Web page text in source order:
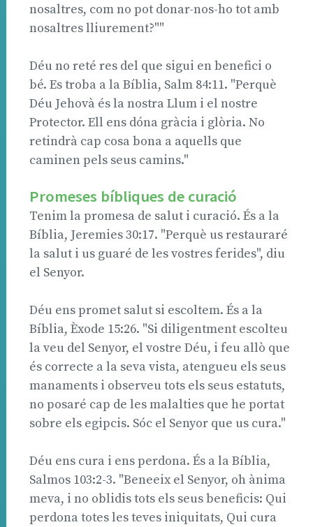
nosaltres, com no pot donar-nos-ho tot amb
nosaltres lliurement?""
Déu no reté res del que sigui en benefici o
bé. Es troba a la Bíblia, Salm 84:11. "Perquè
Déu Jehovà és la nostra Llum i el nostre
Protector. Ell ens dóna gràcia i glòria. No
retindrà cap cosa bona a aquells que
caminen pels seus camins."
Promeses bíbliques de curació
Tenim la promesa de salut i curació. És a la
Bíblia, Jeremies 30:17. "Perquè us restauraré
la salut i us guaré de les vostres ferides", diu
el Senyor.
Déu ens promet salut si escoltem. És a la
Bíblia, Èxode 15:26. "Si diligentment escolteu
la veu del Senyor, el vostre Déu, i feu allò que
és correcte a la seva vista, atengueu els seus
manaments i observeu tots els seus estatuts,
no posaré cap de les malalties que he portat
sobre els egipcis. Sóc el Senyor que us cura."
Déu ens cura i ens perdona. És a la Bíblia,
Salmos 103:2-3. "Beneeix el Senyor, oh ànima
meva, i no oblidis tots els seus beneficis: Qui
perdona totes les teves iniquitats, Qui cura